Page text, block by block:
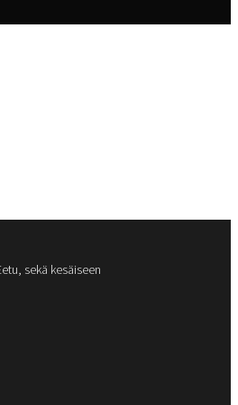
sekä kesäiseen